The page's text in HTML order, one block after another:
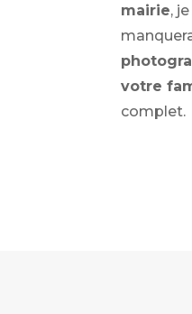
mairie,
votre
complet.